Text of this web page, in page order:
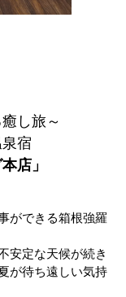
し旅～
宿
店」
ができる箱根強羅
安定な天候が続き
が待ち遠しい気持